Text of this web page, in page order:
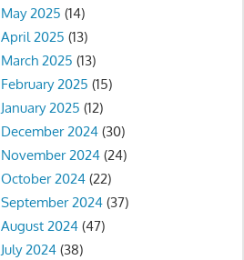
May 2025 (14)
April 2025 (13)
March 2025 (13)
February 2025 (15)
January 2025 (12)
December 2024 (30)
November 2024 (24)
October 2024 (22)
September 2024 (37)
August 2024 (47)
July 2024 (38)